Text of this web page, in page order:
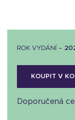
ROK VYDÁNÍ –
KOUPIT V
Doporučená